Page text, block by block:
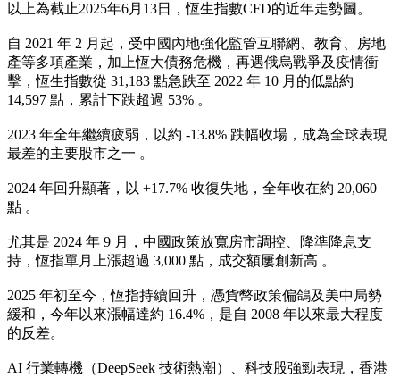
以上為截止2025年6月13日，恆生指數CFD的近年走勢圖。
自 2021 年 2 月起，受中國內地強化監管互聯網、教育、房地
產等多項產業，加上恆大債務危機，再遇俄烏戰爭及疫情衝
擊，恆生指數從 31,183 點急跌至 2022 年 10 月的低點約
14,597 點，累計下跌超過 53% 。
2023 年全年繼續疲弱，以約 ‑13.8% 跌幅收場，成為全球表現
最差的主要股市之一 。
2024 年回升顯著，以 +17.7% 收復失地，全年收在約 20,060
點 。
尤其是 2024 年 9 月，中國政策放寬房市調控、降準降息支
持，恆指單月上漲超過 3,000 點，成交額屢創新高 。
2025 年初至今，恆指持續回升，憑貨幣政策偏鴿及美中局勢
緩和，今年以來漲幅達約 16.4%，是自 2008 年以來最大程度
的反差。
AI 行業轉機（DeepSeek 技術熱潮）、科技股強勁表現，香港